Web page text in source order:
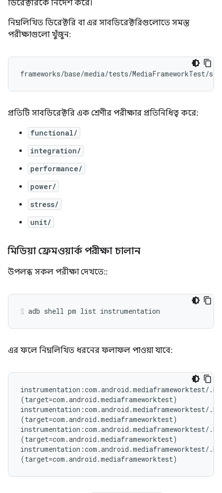
ডিরেক্টরিকে নির্দেশ করে।
নিম্নলিখিত ডিরেক্টরি বা এর সাবডিরেক্টরিগুলোতে সমস্ত
পরীক্ষাগুলো খুঁজুন:
প্রতিটি সাবডিরেক্টরি এক শ্রেণীর পরীক্ষার প্রতিনিধিত্ব করে:
functional/
integration/
performance/
power/
stress/
unit/
মিডিয়া ফ্রেমওয়ার্ক পরীক্ষা চালান
উপলব্ধ সকল পরীক্ষা দেখতে::
এর ফলে নিম্নলিখিত ধরনের ফলাফল পাওয়া যাবে:
instrumentation:com.android.mediaframeworktest/
(target=com.android.mediaframeworktest)
instrumentation:com.android.mediaframeworktest/
(target=com.android.mediaframeworktest)
instrumentation:com.android.mediaframeworktest/
(target=com.android.mediaframeworktest)
instrumentation:com.android.mediaframeworktest/